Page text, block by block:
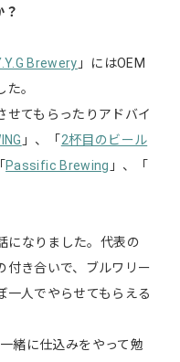
？
Brewery 」にはOEM
。
せてもらったりアドバイ
」、「 2杯目のビール
Passific Brewing 」、「
になりました。代表の
付き合いで、ブルワリー
一人でやらせてもらえる
一緒に仕込みをやって勉